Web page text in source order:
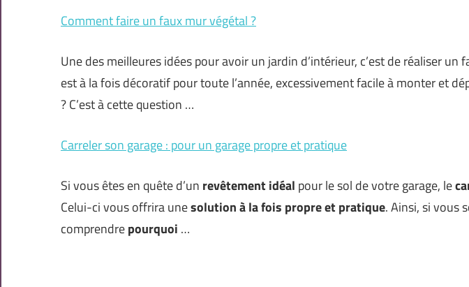
Comment faire un faux mur végétal ?
Une des meilleures idées pour avoir un jardin d’intérieur, c’est de réaliser un
est à la fois décoratif pour toute l’année, excessivement facile à monter et
? C’est à cette question …
Carreler son garage : pour un garage propre et pratique
Si vous êtes en quête d’un revêtement idéal pour le sol de votre garage, le
Celui-ci vous offrira unesolution à la fois propre et pratique. Ainsi, si vous
comprendrepourquoi …